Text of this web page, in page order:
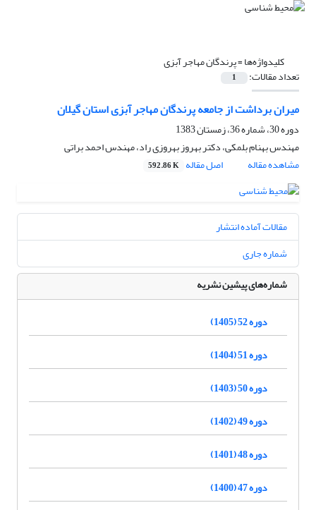
کلیدواژه‌ها =پرندگان مهاجر آبزی
تعداد مقالات: 1
میران برداشت از جامعه پرندگان مهاجر آبزی استان گیلان
دوره 30، شماره 36، زمستان 1383
مهندس بهنام بلمکی، دکتر بهروز بهروزی راد، مهندس احمد براتی
مشاهده مقاله
اصل مقاله 592.86 K
مقالات آماده انتشار
شماره جاری
شماره‌های پیشین نشریه
دوره 52 (1405)
دوره 51 (1404)
دوره 50 (1403)
دوره 49 (1402)
دوره 48 (1401)
دوره 47 (1400)